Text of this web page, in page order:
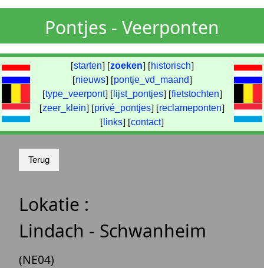
Pontjes - Veerponten
[starten] [zoeken] [ historisch]
[nieuws] [pontje_vd_maand]
[type_veerpont] [ lijst_pontjes] [fietstochten]
[zeer_klein] [privé_pontjes] [reclameponten]
[ links] [contact]
Lokatie :
Lindach - Schwanheim
(NE04)